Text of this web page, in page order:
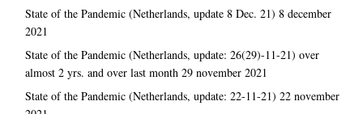
State of the Pandemic (Netherlands, update 8 Dec. 21) 8 december
2021
State of the Pandemic (Netherlands, update: 26(29)-11-21) over
almost 2 yrs. and over last month 29 november 2021
State of the Pandemic (Netherlands, update: 22-11-21) 22 november